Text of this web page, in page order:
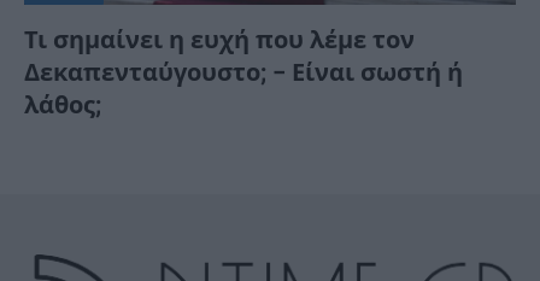
Τι σημαίνει η ευχή που λέμε τον
Δεκαπενταύγουστο; – Είναι σωστή ή
λάθος;